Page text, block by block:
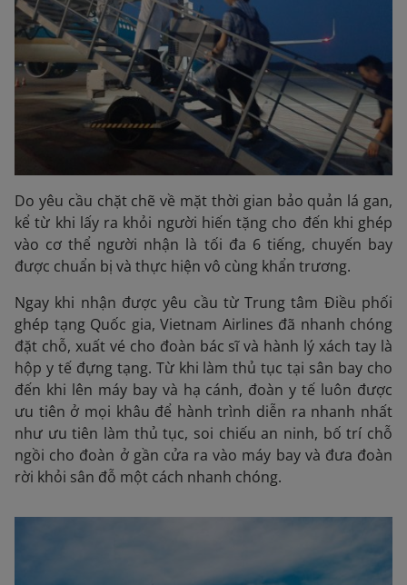
Do yêu cầu chặt chẽ về mặt thời gian bảo quản lá gan,
kể từ khi lấy ra khỏi người hiến tặng cho đến khi ghép
vào cơ thể người nhận là tối đa 6 tiếng, chuyến bay
được chuẩn bị và thực hiện vô cùng khẩn trương.
Ngay khi nhận được yêu cầu từ Trung tâm Điều phối
ghép tạng Quốc gia, Vietnam Airlines đã nhanh chóng
đặt chỗ, xuất vé cho đoàn bác sĩ và hành lý xách tay là
hộp y tế đựng tạng. Từ khi làm thủ tục tại sân bay cho
đến khi lên máy bay và hạ cánh, đoàn y tế luôn được
ưu tiên ở mọi khâu để hành trình diễn ra nhanh nhất
như ưu tiên làm thủ tục, soi chiếu an ninh, bố trí chỗ
ngồi cho đoàn ở gần cửa ra vào máy bay và đưa đoàn
rời khỏi sân đỗ một cách nhanh chóng.